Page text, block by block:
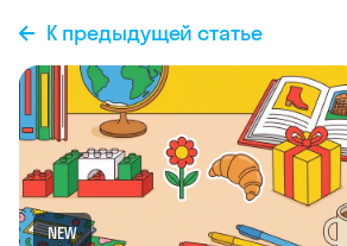
К предыдущей статье
NEW